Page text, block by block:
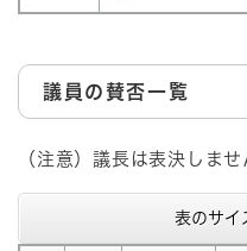
議員の賛否一覧
（注意）議長は表決しませ
表のサイ